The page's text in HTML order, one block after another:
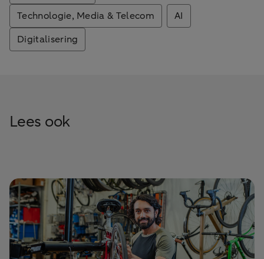
Technologie, Media & Telecom
AI
Digitalisering
Lees ook